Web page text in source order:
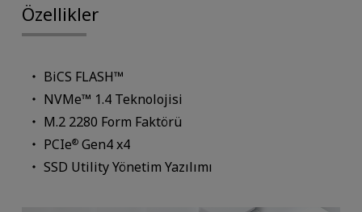
Özellikler
BiCS FLASH™
NVMe™ 1.4 Teknolojisi
M.2 2280 Form Faktörü
PCIe® Gen4 x4
SSD Utility Yönetim Yazılımı